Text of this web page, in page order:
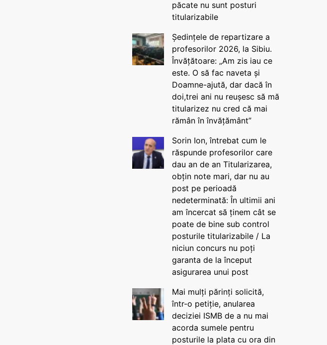
păcate nu sunt posturi
titularizabile
Ședințele de repartizare a
profesorilor 2026, la Sibiu.
Învățătoare: „Am zis iau ce
este. O să fac naveta și
Doamne-ajută, dar dacă în
doi,trei ani nu reușesc să mă
titularizez nu cred că mai
rămân în învățământ”
Sorin Ion, întrebat cum le
răspunde profesorilor care
dau an de an Titularizarea,
obțin note mari, dar nu au
post pe perioadă
nedeterminată: În ultimii ani
am încercat să ținem cât se
poate de bine sub control
posturile titularizabile / La
niciun concurs nu poți
garanta de la început
asigurarea unui post
Mai mulți părinți solicită,
într-o petiție, anularea
deciziei ISMB de a nu mai
acorda sumele pentru
posturile la plata cu ora din